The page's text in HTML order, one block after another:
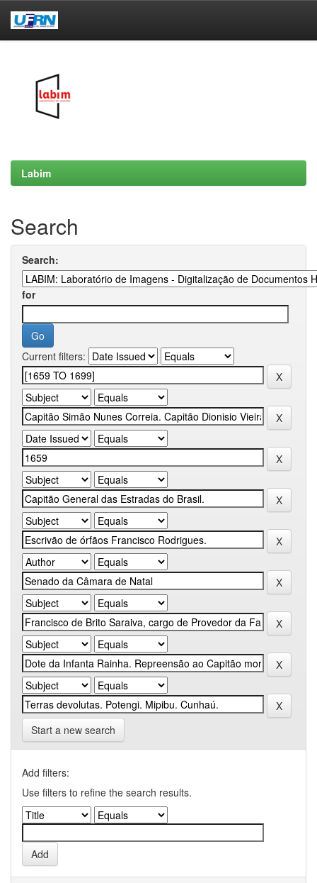
Labim
Search
Search:
for
Current filters:
Start a new search
Add filters:
Use filters to refine the search results.